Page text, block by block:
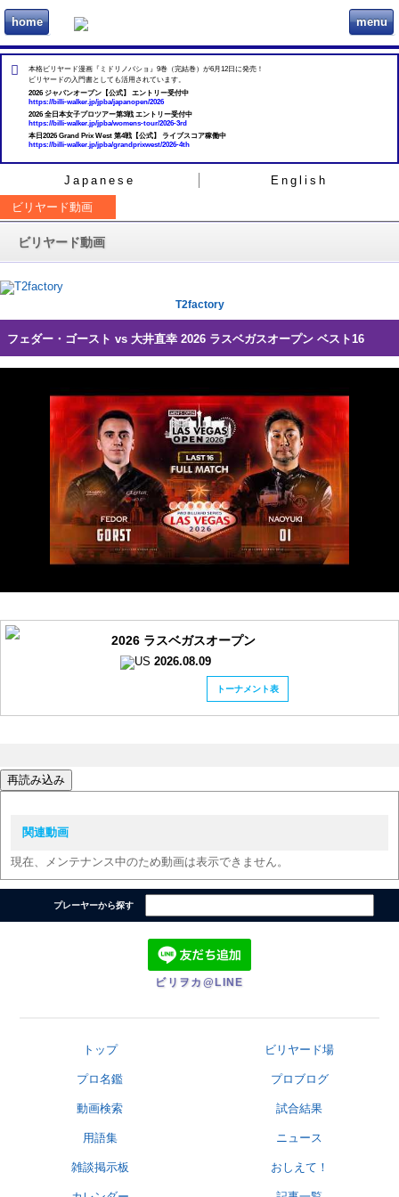
home ビリヲカ menu
本格ビリヤード漫画『ミドリノバショ』9巻（完結巻）が6月12日に発売！
ビリヤードの入門書としても活用されています。
2026 ジャパンオープン【公式】 エントリー受付中
https://billi-walker.jp/jpba/japanopen/2026
2026 全日本女子プロツアー第3戦 エントリー受付中
https://billi-walker.jp/jpba/womens-tour/2026-3rd
本日2026 Grand Prix West 第4戦【公式】 ライブスコア稼働中
https://billi-walker.jp/jpba/grandprixwest/2026-4th
Japanese
English
ビリヤード動画
ビリヤード動画
T2factory
フェダー・ゴースト vs 大井直幸 2026 ラスベガスオープン ベスト16
2026 ラスベガスオープン
2026.08.09
トーナメント表
再読み込み
関連動画
現在、メンテナンス中のため動画は表示できません。
プレーヤーから探す
ビリヲカ@LINE
トップ ビリヤード場
プロ名鑑 プロブログ
動画検索 試合結果
用語集 ニュース
雑談掲示板 おしえて！